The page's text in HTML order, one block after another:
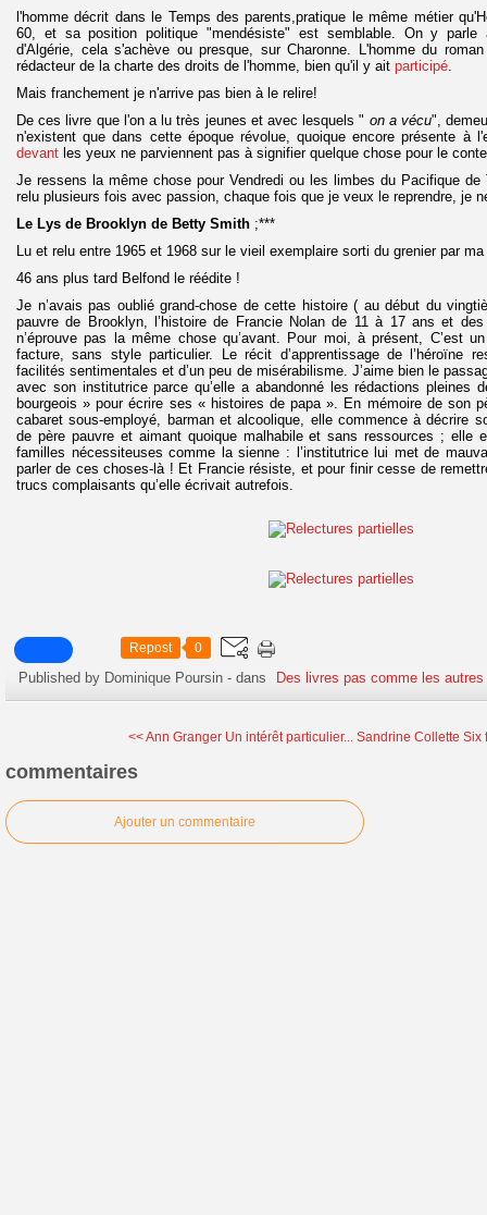
l'homme décrit dans le Temps des parents,pratique le même métier
60, et sa position politique "mendésiste" est semblable. On y parle
d'Algérie, cela s'achève ou presque, sur Charonne. L'homme du
rédacteur de la charte des droits de l'homme, bien qu'il y ait participé.
Mais franchement je n'arrive pas bien à le relire!
De ces livre que l'on a lu très jeunes et avec lesquels " on a vécu",
n'existent que dans cette époque révolue, quoique encore présente à
devant les yeux ne parviennent pas à signifier quelque chose pour le
Je ressens la même chose pour Vendredi ou les limbes du Pacifique de
relu plusieurs fois avec passion, chaque fois que je veux le reprendre, je
Le Lys de Brooklyn de Betty Smith ;***
Lu et relu entre 1965 et 1968 sur le vieil exemplaire sorti du grenier par ma
46 ans plus tard Belfond le réédite !
Je n’avais pas oublié grand-chose de cette histoire ( au début du
pauvre de Brooklyn, l’histoire de Francie Nolan de 11 à 17 ans et
n’éprouve pas la même chose qu’avant. Pour moi, à présent, C’est
facture, sans style particulier. Le récit d’apprentissage de l’héroïne
facilités sentimentales et d’un peu de misérabilisme. J’aime bien le
avec son institutrice parce qu’elle a abandonné les rédactions pleines
bourgeois » pour écrire ses « histoires de papa ». En mémoire de son
cabaret sous-employé, barman et alcoolique, elle commence à décrire
de père pauvre et aimant quoique malhabile et sans ressources ; elle
familles nécessiteuses comme la sienne : l’institutrice lui met de
parler de ces choses-là ! Et Francie résiste, et pour finir cesse de
trucs complaisants qu’elle écrivait autrefois.
Repost 0
Published by Dominique Poursin -dans Des livres pas comme les autres
<< Ann Granger Un intérêt particulier... Sandrine Collette Six
commentaires
Ajouter un commentaire